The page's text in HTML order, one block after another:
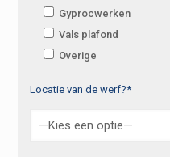
Gyprocwerken
Vals plafond
Overige
Locatie van de werf?*